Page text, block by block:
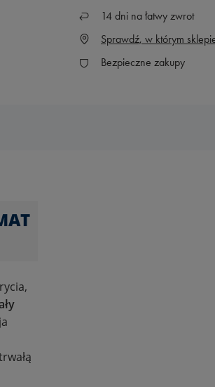
14 dni na łatwy zwrot
Sprawdź, w którym
Bezpieczne zakupy